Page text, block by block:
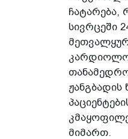
ჩატარება,
სივრცეში
მიმართ.